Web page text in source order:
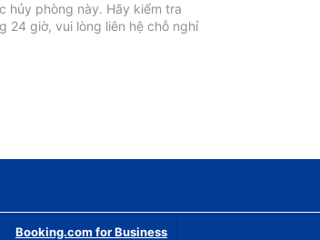
hủy phòng này. Hãy kiểm tra
24 giờ, vui lòng liên hệ chỗ nghỉ
Booking.com for Business